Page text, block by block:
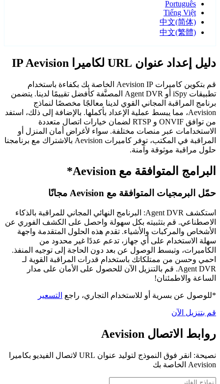
Português
Tiếng Việt
中文(简体)
中文(繁體)
دليل إعداد عنوان URL لكاميرا IP Aevision
قم بتكوين كاميرات Aevision IP الخاصة بك بكفاءة باستخدام
تطبيقات iSpy أو Agent DVR المصنَّفة كأفضل تقييمًا لدينا. يتضمن
برنامج المراقبة المجاني القوي لدينا معالجًا مخصصًا لنماذج
Aevision، مما يبسط عملية الإعداد بأكملها. بالإضافة إلى ذلك، استفد
من توافق ONVIF و RTSP لضمان خيارات اتصال متعددة
الاستخدامات عبر منصات مختلفة. سواء لأغراض أمان المنزل أو
المراقبة في المكتب، توفر كاميرات Aevision بالاشتراك مع برنامجنا
حلول مراقبة موثوقة وآمنة.
البرامج المتوافقة مع Aevision*
حمّل البرمجيات المتوافقة مع Aevision مجانًا
استكشف Agent DVR: البرنامج النهائي المجاني للمراقبة بالذكاء
الاصطناعي. قم بتثبيته بكل سهولة واحصل على الكشف الفوري عن
الأشخاص والمركبات والأشياء. تقدم هذه الحلول المتقدمة واجهة
سهلة الاستخدام على أي جهاز، تدعم عددًا غير محدود من
الكاميرات، وتبسط الوصول عن بعد دون الحاجة إلى توجيه المنفذ.
احمي وحسن من ممتلكاتك باستخدام قدرات المراقبة القوية لـ
Agent DVR. قم بالتنزيل الآن للحصول على الأمان على مدار
الساعة والاطمئنان!
*للوصول عن بسرية أو للاستخدام التجاري، راجع التسعير
قم بتنزيل الآن
روابط الاتصال Aevision
نصيحة: انقر فوق النموذج لتوليد عنوان URL لاتصال الفيديو بكاميرا
Aevision الخاصة بك